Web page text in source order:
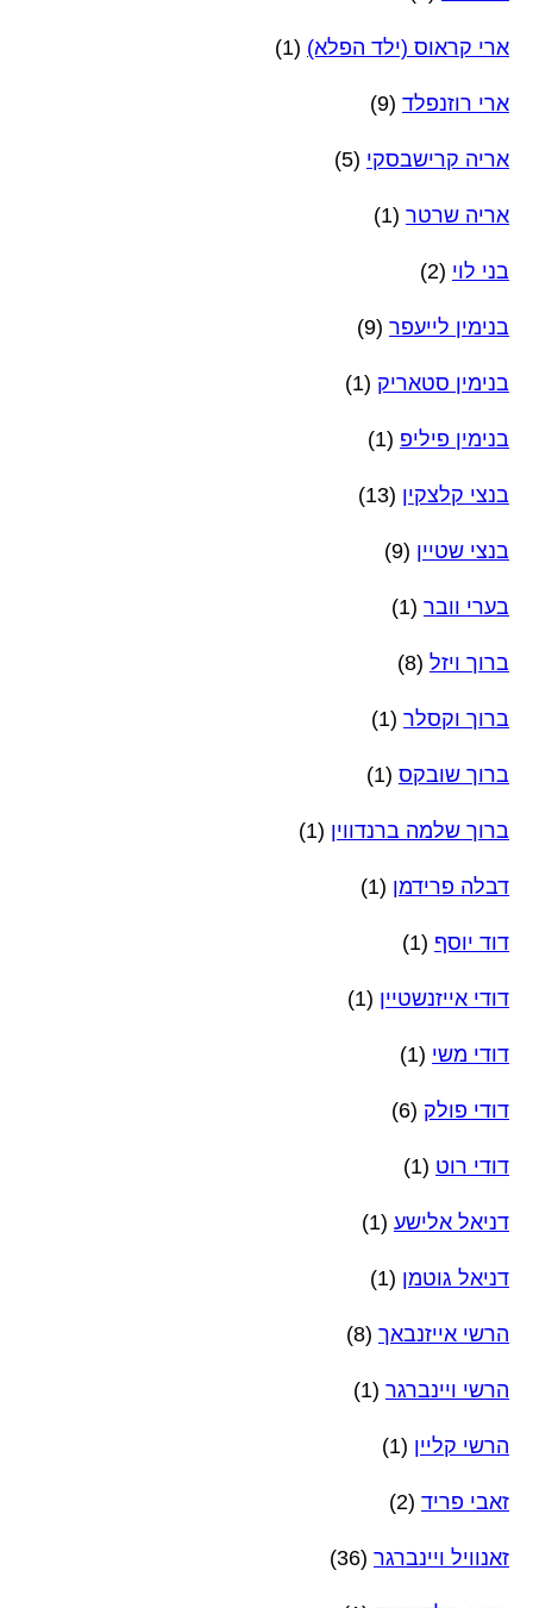
ארי קראוס (ילד הפלא) (1)
ארי רוזנפלד (9)
אריה קרישבסקי (5)
אריה שרטר (1)
בני לוי (2)
בנימין לייעפר (9)
בנימין סטאריק (1)
בנימין פיליפ (1)
בנצי קלצקין (13)
בנצי שטיין (9)
בערי וובר (1)
ברוך ויזל (8)
ברוך וקסלר (1)
ברוך שובקס (1)
ברוך שלמה ברנדווין (1)
דבלה פרידמן (1)
דוד יוסף (1)
דודי אייזנשטיין (1)
דודי משי (1)
דודי פולק (6)
דודי רוט (1)
דניאל אלישע (1)
דניאל גוטמן (1)
הרשי אייזנבאך (8)
הרשי ויינברגר (1)
הרשי קליין (1)
זאבי פריד (2)
זאנוויל ויינברגר (36)